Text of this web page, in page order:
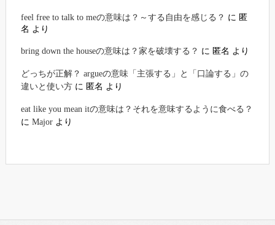
feel free to talk to meの意味は？～する自由を感じる？ に 匿
名 より
bring down the houseの意味は？家を破壊する？ に 匿名 より
どっちが正解？ argueの意味「主張する」と「口論する」の
違いと使い方 に 匿名 より
eat like you mean itの意味は？それを意味するように食べる？
にMajor より